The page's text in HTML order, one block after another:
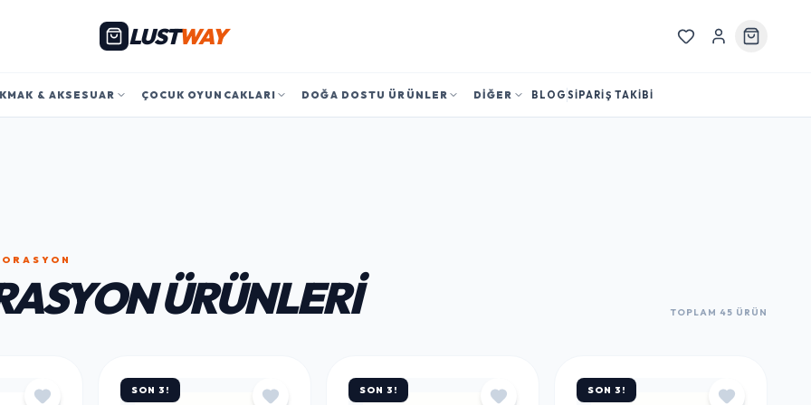
LUSTWAY
& AKSESUAR ÇOCUK OYUNCAKLARI DOĞA DOSTU ÜRÜNLER DİĞER BLOG SİPARİŞ TAKİBİ
ÜRÜNLERI TOPLAM 45 ÜRÜN
SON 3! SON 3! SON 3!